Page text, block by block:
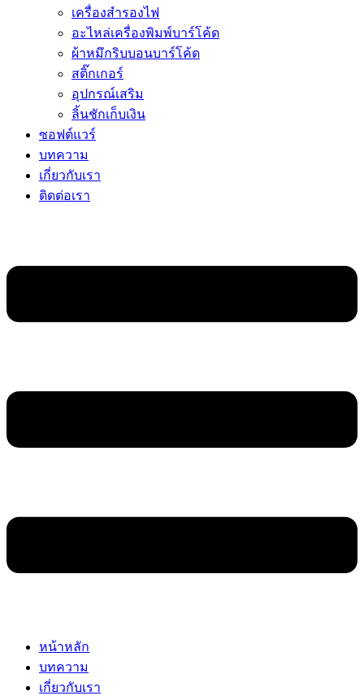
เครื่องสำรองไฟ
อะไหล่เครื่องพิมพ์บาร์โค้ด
ผ้าหมึกริบบอนบาร์โค้ด
สติ๊กเกอร์
อุปกรณ์เสริม
ลิ้นชักเก็บเงิน
ซอฟต์แวร์
บทความ
เกี่ยวกับเรา
ติดต่อเรา
หน้าหลัก
บทความ
เกี่ยวกับเรา